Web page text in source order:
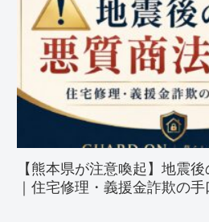
【熊本県が注意喚起】地震
｜住宅修理・義援金詐欺の